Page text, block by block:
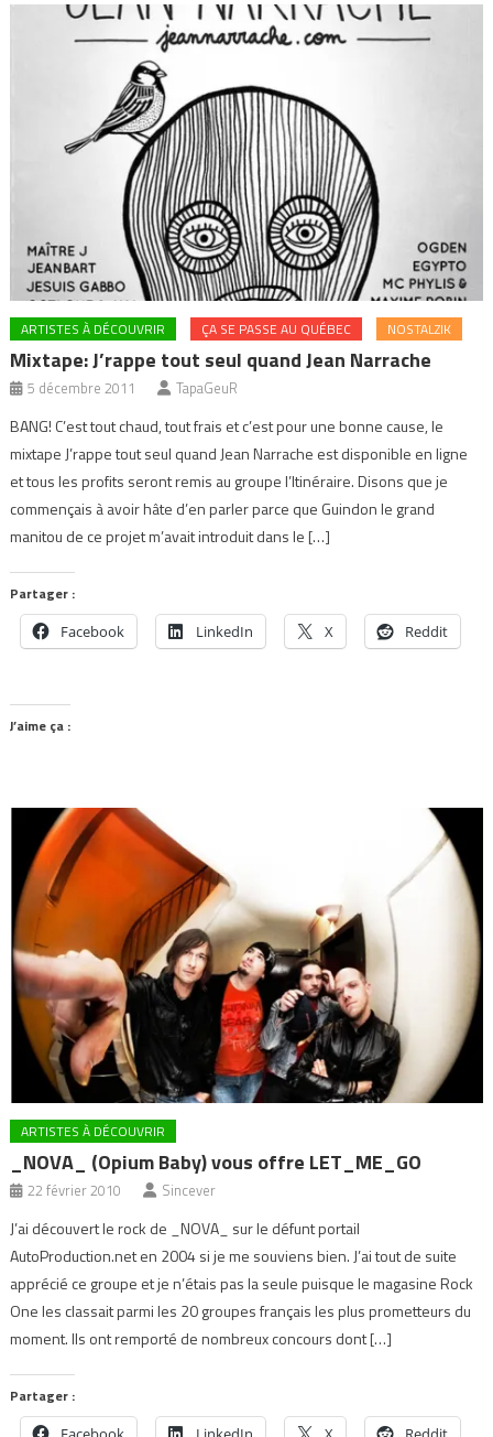
ARTISTES À DÉCOUVRIR ÇA SE PASSE AU QUÉBEC NOSTALZIK
Mixtape: J’rappe tout seul quand Jean Narrache
5 décembre 2011 TapaGeuR
BANG! C’est tout chaud, tout frais et c’est pour une bonne cause, le
mixtape J’rappe tout seul quand Jean Narrache est disponible en ligne
et tous les profits seront remis au groupe l’Itinéraire. Disons que je
commençais à avoir hâte d’en parler parce que Guindon le grand
manitou de ce projet m’avait introduit dans le […]
Partager :
Facebook LinkedIn X Reddit
J’aime ça :
ARTISTES À DÉCOUVRIR
_NOVA_ (Opium Baby) vous offre LET_ME_GO
22 février 2010 Sincever
J’ai découvert le rock de _NOVA_ sur le défunt portail
AutoProduction.net en 2004 si je me souviens bien. J’ai tout de suite
apprécié ce groupe et je n’étais pas la seule puisque le magasine Rock
One les classait parmi les 20 groupes français les plus prometteurs du
moment. Ils ont remporté de nombreux concours dont […]
Partager :